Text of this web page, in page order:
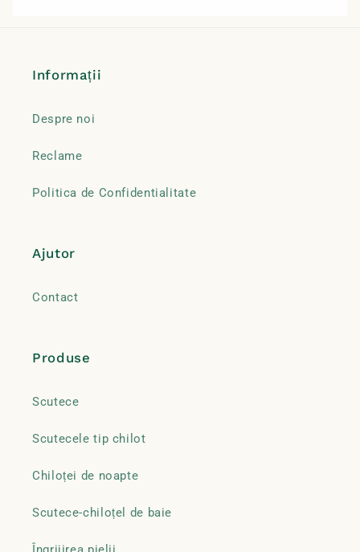
Informații
Despre noi
Reclame
Politica de Confidentialitate
Ajutor
Contact
Produse
Scutece
Scutecele tip chilot
Chiloței de noapte
Scutece-chiloțel de baie